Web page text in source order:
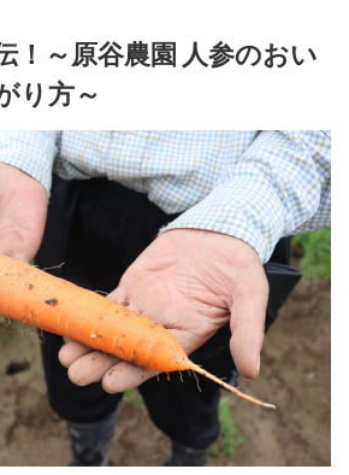
！～原谷農園 人参のおい
り方～